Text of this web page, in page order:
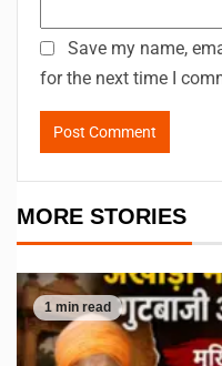
Save my name,
for the next time I
MORE STORIES
1 min read